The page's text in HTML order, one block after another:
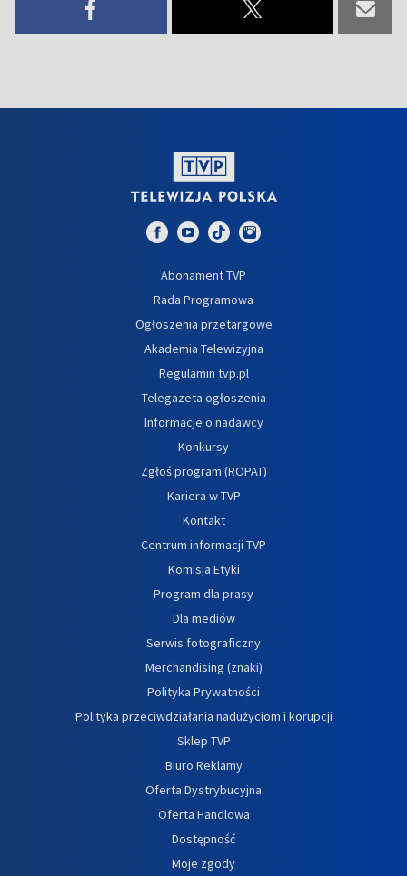
Abonament TVP
Rada Programowa
Ogłoszenia przetargowe
Akademia Telewizyjna
Regulamin tvp.pl
Telegazeta ogłoszenia
Informacje o nadawcy
Konkursy
Zgłoś program (ROPAT)
Kariera w TVP
Kontakt
Centrum informacji TVP
Komisja Etyki
Program dla prasy
Dla mediów
Serwis fotograficzny
Merchandising (znaki)
Polityka Prywatności
Polityka przeciwdziałania nadużyciom i korupcji
Sklep TVP
Biuro Reklamy
Oferta Dystrybucyjna
Oferta Handlowa
Dostępność
Moje zgody